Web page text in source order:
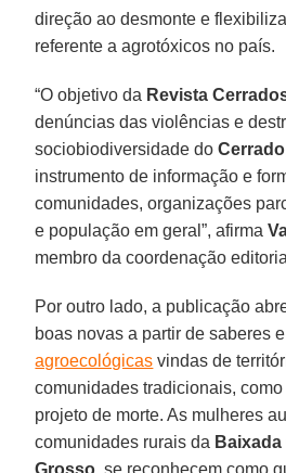
direção ao desmonte e
referente a agrotóxicos no país.
“O objetivo da Revista
denúncias das violências e
sociobiodiversidade doCerrado
instrumento de informação e
comunidades, organizações
e população em geral”, afirma
membro da coordenação
Por outro lado, a publicação
boas novas a partir de saberes e
agroecológicas vindas de
comunidades tradicionais,
projeto de morte. As mulheres
comunidades rurais da Baixada
Grosso , se reconhecem como